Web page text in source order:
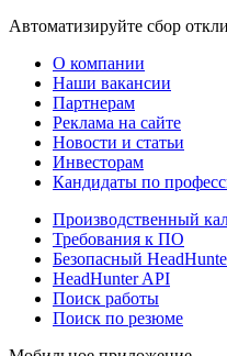
Автоматизируйте сбор
О компании
Наши вакансии
Партнерам
Реклама на сайте
Новости и статьи
Инвесторам
Кандидаты по
Производственный
Требования к ПО
Безопасный
HeadHunter API
Поиск работы
Поиск по резюме